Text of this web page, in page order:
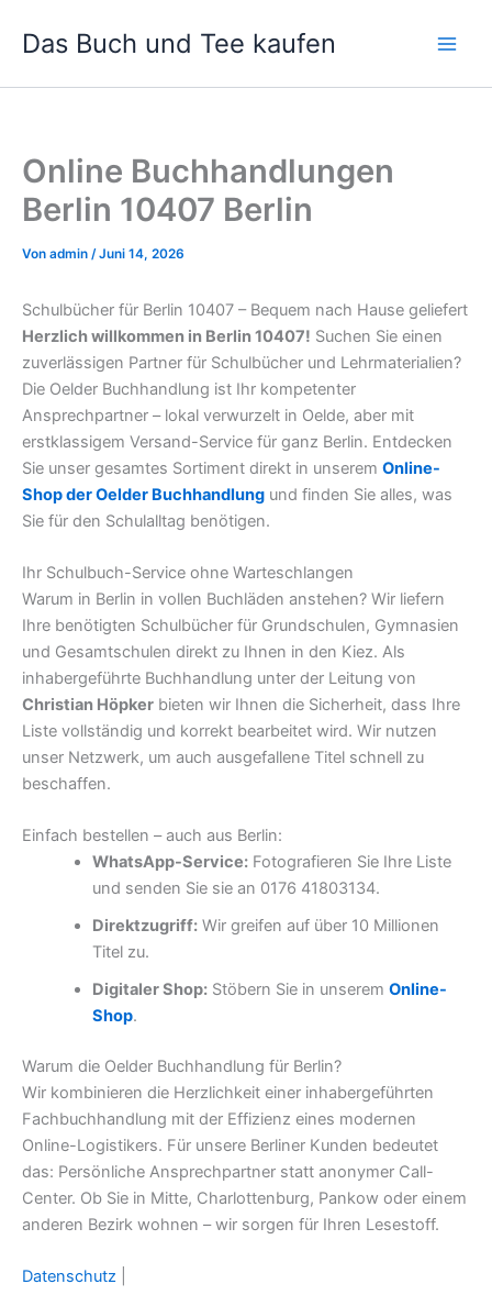
InhaltDas Buch und Tee kaufen
Online Buchhandlungen
Berlin 10407 Berlin
Von admin /Juni 14, 2026
Schulbücher für Berlin 10407 – Bequem nach Hause geliefert
Herzlich willkommen in Berlin 10407! Suchen Sie einen
zuverlässigen Partner für Schulbücher und Lehrmaterialien?
Die Oelder Buchhandlung ist Ihr kompetenter
Ansprechpartner – lokal verwurzelt in Oelde, aber mit
erstklassigem Versand-Service für ganz Berlin. Entdecken
Sie unser gesamtes Sortiment direkt in unserem Online-
Shop der Oelder Buchhandlung und finden Sie alles, was
Sie für den Schulalltag benötigen.
Ihr Schulbuch-Service ohne Warteschlangen
Warum in Berlin in vollen Buchläden anstehen? Wir liefern
Ihre benötigten Schulbücher für Grundschulen, Gymnasien
und Gesamtschulen direkt zu Ihnen in den Kiez. Als
inhabergeführte Buchhandlung unter der Leitung von
Christian Höpker bieten wir Ihnen die Sicherheit, dass Ihre
Liste vollständig und korrekt bearbeitet wird. Wir nutzen
unser Netzwerk, um auch ausgefallene Titel schnell zu
beschaffen.
Einfach bestellen – auch aus Berlin:
WhatsApp-Service:Fotografieren Sie Ihre Liste
und senden Sie sie an 0176 41803134.
Direktzugriff:Wir greifen auf über 10 Millionen
Titel zu.
Digitaler Shop:Stöbern Sie in unserem Online-
Shop.
Warum die Oelder Buchhandlung für Berlin?
Wir kombinieren die Herzlichkeit einer inhabergeführten
Fachbuchhandlung mit der Effizienz eines modernen
Online-Logistikers. Für unsere Berliner Kunden bedeutet
das: Persönliche Ansprechpartner statt anonymer Call-
Center. Ob Sie in Mitte, Charlottenburg, Pankow oder einem
anderen Bezirk wohnen – wir sorgen für Ihren Lesestoff.
Datenschutz